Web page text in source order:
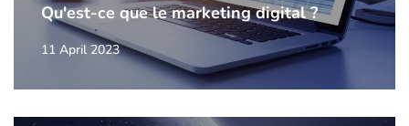
Qu'est-ce que le marketing digital ?
11 April 2023